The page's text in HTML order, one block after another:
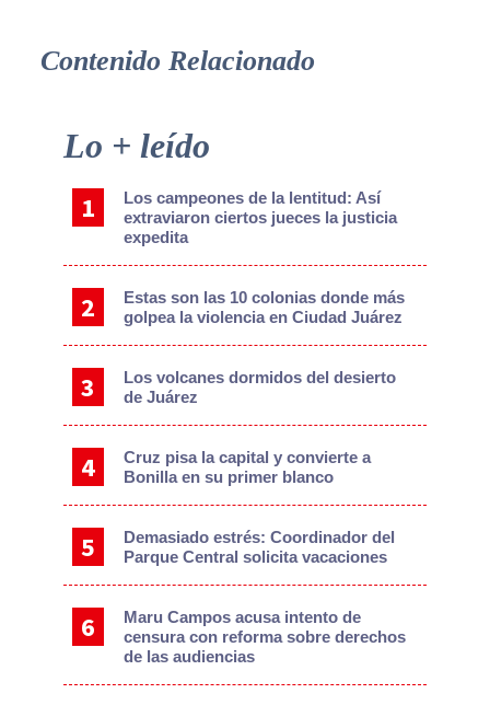
Contenido Relacionado
Primary
Sidebar
Lo + leído
Los campeones de la lentitud: Así
extraviaron ciertos jueces la justicia
expedita
Estas son las 10 colonias donde más
golpea la violencia en Ciudad Juárez
Los volcanes dormidos del desierto
de Juárez
Cruz pisa la capital y convierte a
Bonilla en su primer blanco
Demasiado estrés: Coordinador del
Parque Central solicita vacaciones
Maru Campos acusa intento de
censura con reforma sobre derechos
de las audiencias